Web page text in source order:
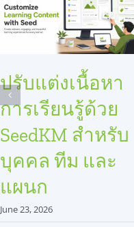
ปรับแต่งเนื้อหา
การเรียนรู้ด้วย
SeedKM สำหรับ
บุคคล ทีม และ
แผนก
June 23, 2026